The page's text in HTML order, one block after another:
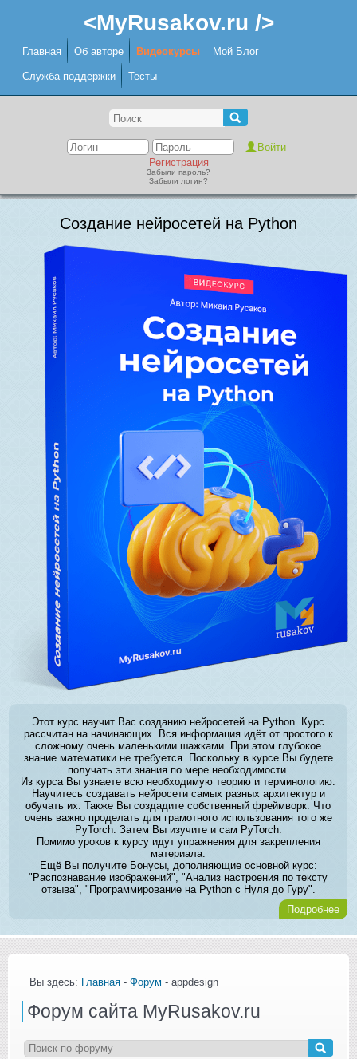
<MyRusakov.ru />
Главная Об авторе Видеокурсы Мой Блог
Служба поддержки Тесты
Регистрация
Забыли пароль?
Забыли логин?
Создание нейросетей на Python
Этот курс научит Вас созданию нейросетей на Python. Курс
рассчитан на начинающих. Вся информация идёт от простого к
сложному очень маленькими шажками. При этом глубокое
знание математики не требуется. Поскольку в курсе Вы будете
получать эти знания по мере необходимости.
Из курса Вы узнаете всю необходимую теорию и терминологию.
Научитесь создавать нейросети самых разных архитектур и
обучать их. Также Вы создадите собственный фреймворк. Что
очень важно проделать для грамотного использования того же
PyTorch. Затем Вы изучите и сам PyTorch.
Помимо уроков к курсу идут упражнения для закрепления
материала.
Ещё Вы получите Бонусы, дополняющие основной курс:
"Распознавание изображений", "Анализ настроения по тексту
отзыва", "Программирование на Python с Нуля до Гуру".
Подробнее
Вы здесь: Главная - Форум - appdesign
Форум сайта MyRusakov.ru